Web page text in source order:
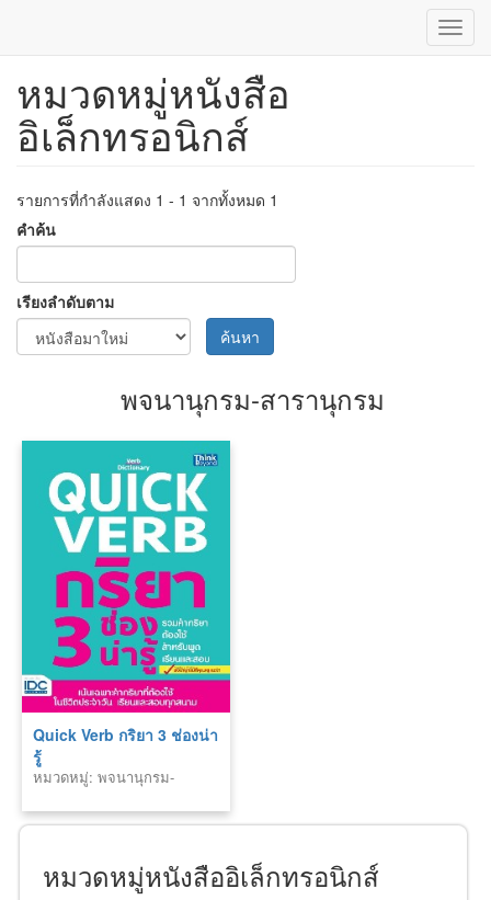
ข้าม
เนื้อหา
หมวดหมู่หนังสือ
อิเล็กทรอนิกส์
รายการที่กำลังแสดง 1 - 1 จากทั้งหมด 1
คำค้น
เรียงลำดับตาม
ค้นหา
พจนานุกรม-สารานุกรม
Quick Verb กริยา 3 ช่องน่า
รู้
หมวดหมู่: พจนานุกรม-
หมวดหมู่หนังสืออิเล็กทรอนิกส์